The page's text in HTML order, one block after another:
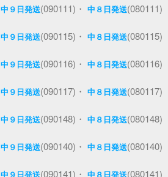
中９日発送(090111)・ 中８日発送(080111)
中９日発送(090115)・ 中８日発送(080115)
中９日発送(090116)・ 中８日発送(080116)
中９日発送(090117)・ 中８日発送(080117)
中９日発送(090148)・ 中８日発送(080148)
中９日発送(090140)・ 中８日発送(080140)
中９日発送(090141)・ 中８日発送(080141)